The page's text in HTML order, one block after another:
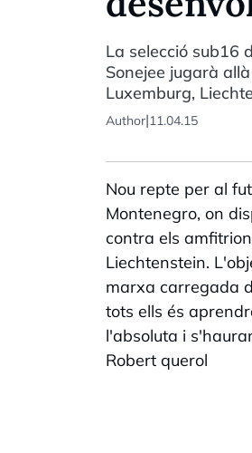
La selecció sub16
Sonejee jugarà
Luxemburg,
Author|11.04.15
Nou repte per al
Montenegro, on
contra els
Liechtenstein.
marxa carregada
tots ells és
l'absoluta i
Robert querol